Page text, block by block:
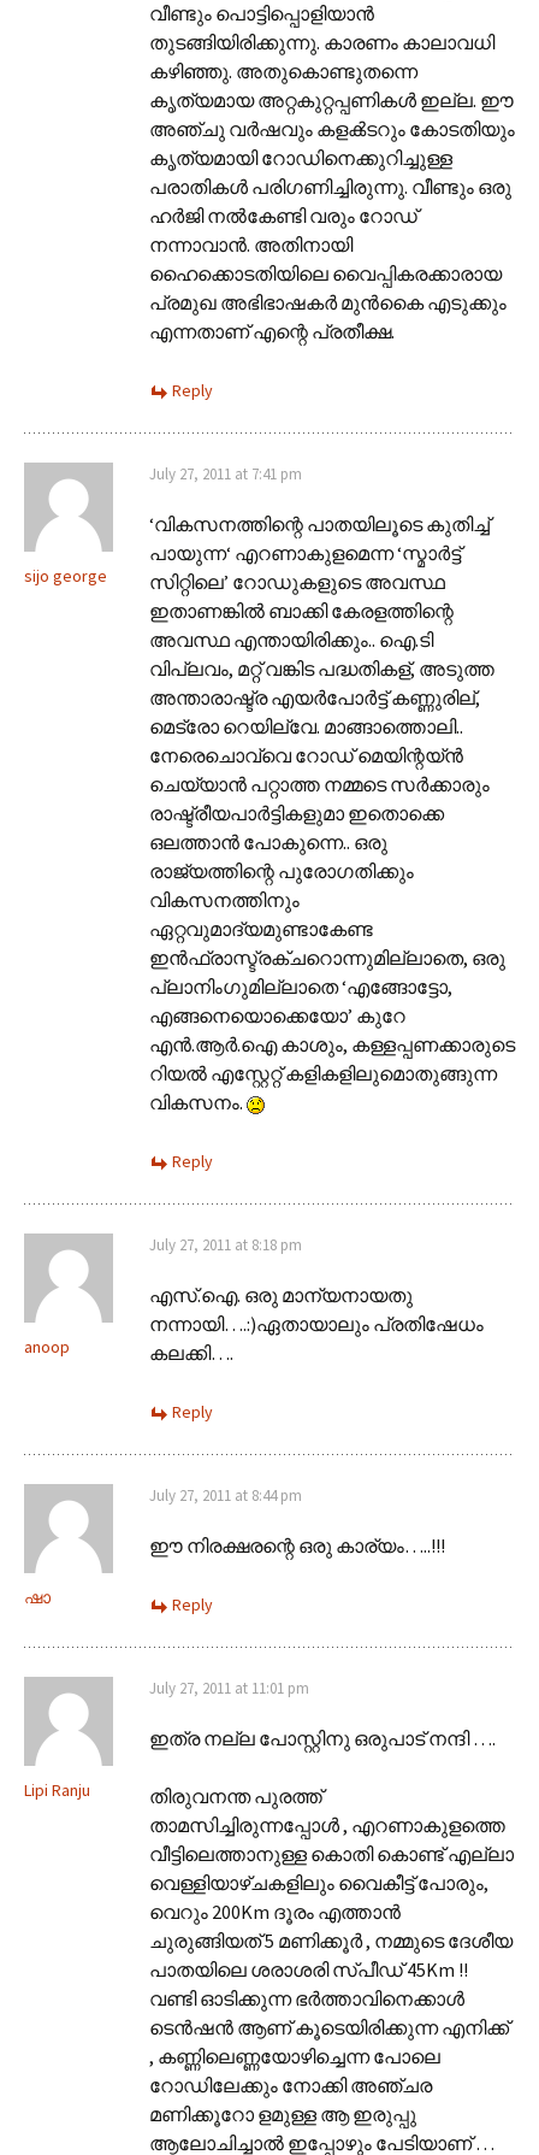
വീണ്ടും പൊട്ടിപ്പൊളിയാൻ
തുടങ്ങിയിരിക്കുന്നു. കാരണം കാലാവധി
കഴിഞ്ഞു. അതുകൊണ്ടുതന്നെ
കൃത്യമായ അറ്റകുറ്റപ്പണികൾ ഇല്ല. ഈ
അഞ്ചു വർഷവും കളൿടറും കോടതിയും
കൃത്യമായി റോഡിനെക്കുറിച്ചുള്ള
പരാതികൾ പരിഗണിച്ചിരുന്നു. വീണ്ടും ഒരു
ഹർജി നൽകേണ്ടി വരും റോഡ്
നന്നാവാൻ. അതിനായി
ഹൈക്കൊടതിയിലെ വൈപ്പികരക്കാരായ
പ്രമുഖ അഭിഭാഷകർ മുൻ‌കൈ എടുക്കും
എന്നതാണ് എന്റെ പ്രതീക്ഷ.
Reply
sijo george
July 27, 2011 at 7:41 pm
‘വികസനത്തിന്റെ പാതയിലൂടെ കുതിച്ച്
പായുന്ന‘ എറണാകുളമെന്ന ‘സ്മാർട്ട്
സിറ്റിലെ’ റോഡുകളുടെ അവസ്ഥ
ഇതാണങ്കിൽ ബാക്കി കേരളത്തിന്റെ
അവസ്ഥ എന്തായിരിക്കും.. ഐ.ടി
വിപ്ലവം, മറ്റ് വങ്കിട പദ്ധതികള്, അടുത്ത
അന്താരാഷ്ട്ര എയർപോർട്ട് കണ്ണുരില്,
മെട്രോ റെയില്വേ. മാങ്ങാത്തൊലി..
നേരെചൊവ്വെ റോഡ് മെയിന്റയ്ൻ
ചെയ്യാൻ പറ്റാത്ത നമ്മടെ സർക്കാരും
രാഷ്ട്രീയപാർട്ടികളുമാ ഇതൊക്കെ
ഒലത്താൻ പോകുന്നെ.. ഒരു
രാജ്യത്തിന്റെ പുരോഗതിക്കും
വികസനത്തിനും
ഏറ്റവുമാദ്യമുണ്ടാകേണ്ട
ഇൻഫ്രാസ്ട്രക്ചറൊന്നുമില്ലാതെ, ഒരു
പ്ലാനിംഗുമില്ലാതെ ‘എങ്ങോട്ടോ,
എങ്ങനെയൊക്കെയോ’ കുറേ
എൻ.ആർ.ഐ കാശും, കള്ളപ്പണക്കാരുടെ
റിയൽ എസ്റ്റേറ്റ് കളികളിലുമൊതുങ്ങുന്ന
വികസനം.
Reply
anoop
July 27, 2011 at 8:18 pm
എസ്.ഐ. ഒരു മാന്യനായതു
നന്നായി….:)ഏതായാലും പ്രതിഷേധം
കലക്കി….
Reply
ഷാ
July 27, 2011 at 8:44 pm
ഈ നിരക്ഷരന്റെ ഒരു കാര്യം…..!!!
Reply
Lipi Ranju
July 27, 2011 at 11:01 pm
ഇത്ര നല്ല പോസ്റ്റിനു ഒരുപാട് നന്ദി ….
തിരുവനന്ത പുരത്ത്
താമസിച്ചിരുന്നപ്പോള്‍ , എറണാകുളത്തെ
വീട്ടിലെത്താനുള്ള കൊതി കൊണ്ട് എല്ലാ
വെള്ളിയാഴ്ചകളിലും വൈകീട്ട് പോരും,
വെറും 200Km ദൂരം എത്താന്‍
ചുരുങ്ങിയത് 5 മണിക്കൂര്‍ , നമ്മുടെ ദേശീയ
പാതയിലെ ശരാശരി സ്പീഡ് 45Km !!
വണ്ടി ഓടിക്കുന്ന ഭര്‍ത്താവിനെക്കാള്‍
ടെന്‍ഷന്‍ ആണ് കൂടെയിരിക്കുന്ന എനിക്ക്
, കണ്ണിലെണ്ണയോഴിച്ചെന്ന പോലെ
റോഡിലേക്കും നോക്കി അഞ്ചര
മണിക്കൂറോ ളമുള്ള ആ ഇരുപ്പു
ആലോചിച്ചാല്‍ ഇപ്പോഴും പേടിയാണ് …